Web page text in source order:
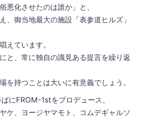
悪化させたのは誰か」と、
、御当地最大の施設「表参道ヒルズ」
えています。
と、常に独自の識見ある提言を繰り返
を持つことは大いに有意義でしょう。
にFROM-1stをプロデュース、
ケ、ヨージヤマモト、コムデギャルソ